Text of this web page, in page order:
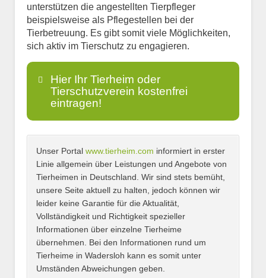
unterstützen die angestellten Tierpfleger
beispielsweise als Pflegestellen bei der
Tierbetreuung. Es gibt somit viele Möglichkeiten,
sich aktiv im Tierschutz zu engagieren.
Hier Ihr Tierheim oder
Tierschutzverein kostenfrei
eintragen!
Name*
E-Mail*
Unser Portal www.tierheim.com informiert in erster
Linie allgemein über Leistungen und Angebote von
Tierheimen in Deutschland. Wir sind stets bemüht,
unsere Seite aktuell zu halten, jedoch können wir
leider keine Garantie für die Aktualität,
Vollständigkeit und Richtigkeit spezieller
Informationen über einzelne Tierheime
übernehmen. Bei den Informationen rund um
Tierheime in Wadersloh kann es somit unter
Umständen Abweichungen geben.